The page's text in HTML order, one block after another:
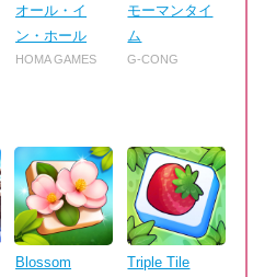
オール・イ
ン・ホール
HOMA GAMES
モーマンタイ
ム
G-CONG
Blossom
Triple Tile